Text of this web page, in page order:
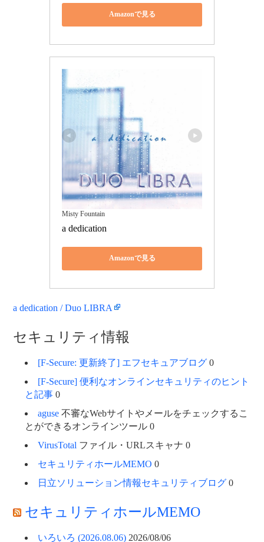
Amazonで見る
Misty Fountain
a dedication
Amazonで見る
a dedication / Duo LIBRA
セキュリティ情報
[F-Secure: 更新終了] エフセキュアブログ 0
[F-Secure] 便利なオンラインセキュリティのヒント
と記事 0
aguse 不審なWebサイトやメールをチェックするこ
とができるオンラインツール 0
VirusTotal ファイル・URLスキャナ 0
セキュリティホールMEMO 0
日立ソリューション情報セキュリティブログ 0
セキュリティホールMEMO
いろいろ (2026.08.06) 2026/08/06